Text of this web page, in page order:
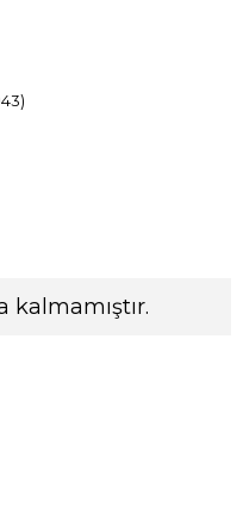
kalmamıştır.